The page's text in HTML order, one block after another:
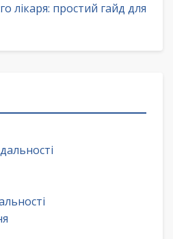
лікаря: простий гайд для